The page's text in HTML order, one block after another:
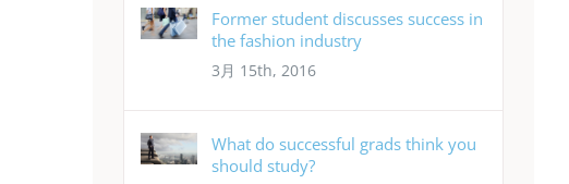
Former student discusses success in
the fashion industry
3月 15th, 2016
What do successful grads think you
should study?